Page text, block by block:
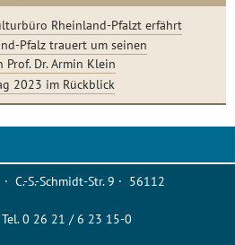
Rheinland-Pfalzt erfährt
Pfalz trauert um seinen
Dr. Armin Klein
2023 im Rückblick
C.-S.-Schmidt-Str. 9 · 56112
0 26 21 / 6 23 15-0